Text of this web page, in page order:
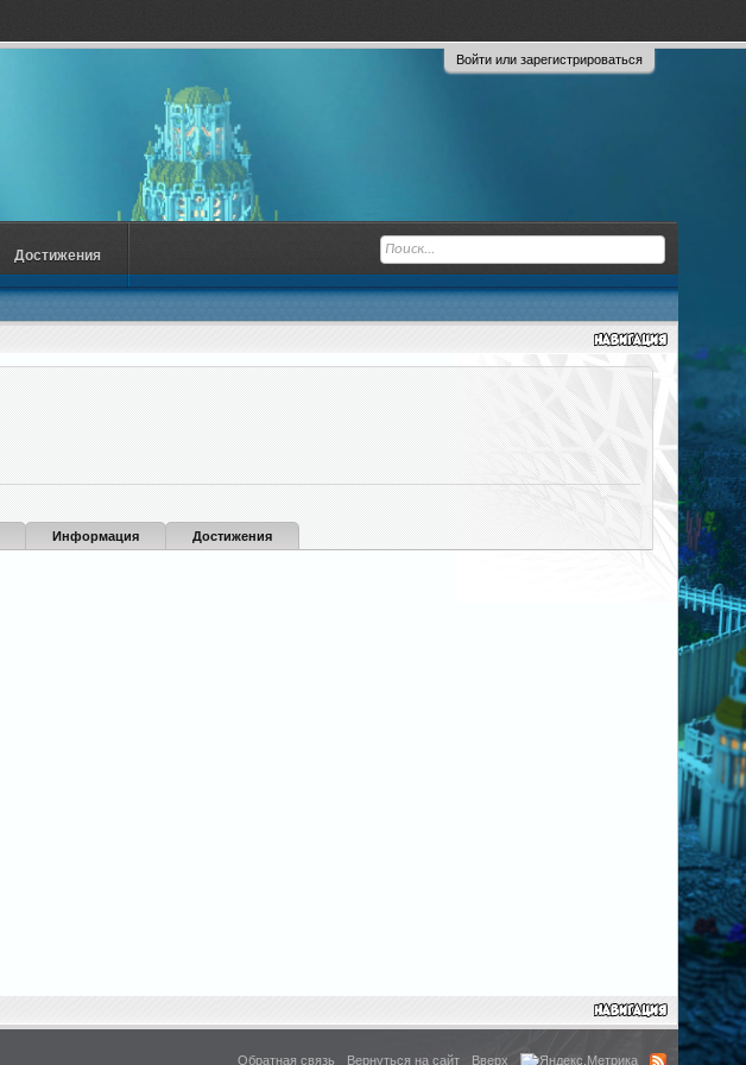
Войти или зарегистрироваться
Информация Достижения
Достижения
Обратная связь Вернуться на сайт Вверх